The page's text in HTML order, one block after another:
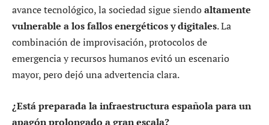
avance tecnológico, la sociedad sigue siendoaltamente
vulnerable a los fallos energéticos y digitales. La
combinación de improvisación, protocolos de
emergencia y recursos humanos evitó un escenario
mayor, pero dejó una advertencia clara.
¿Está preparada la infraestructura española para un
apagón prolongado a gran escala?